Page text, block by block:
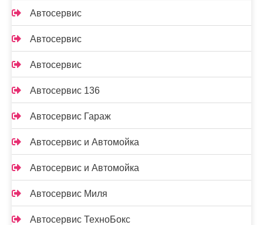
Автосервис
Автосервис
Автосервис
Автосервис 136
Автосервис Гараж
Автосервис и Автомойка
Автосервис и Автомойка
Автосервис Миля
Автосервис ТехноБокс